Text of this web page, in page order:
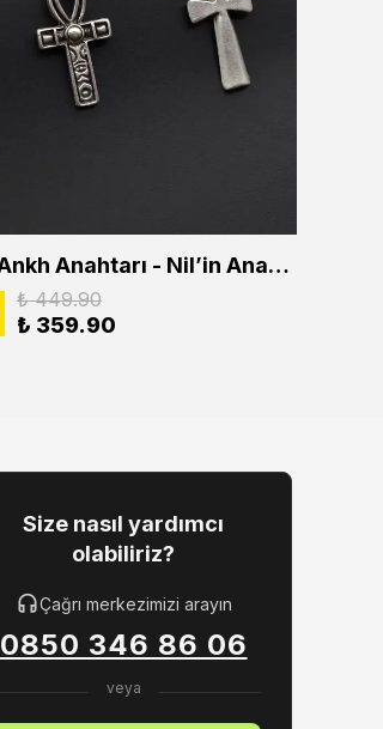
2’li Ankh Anahtarı - Nil’in Anahtarı Erkek Kadın Kolye Seti
₺ 449.90
₺ 359.90
Size nasıl yardımcı
olabiliriz?
Çağrı merkezimizi arayın
0850 346 86 06